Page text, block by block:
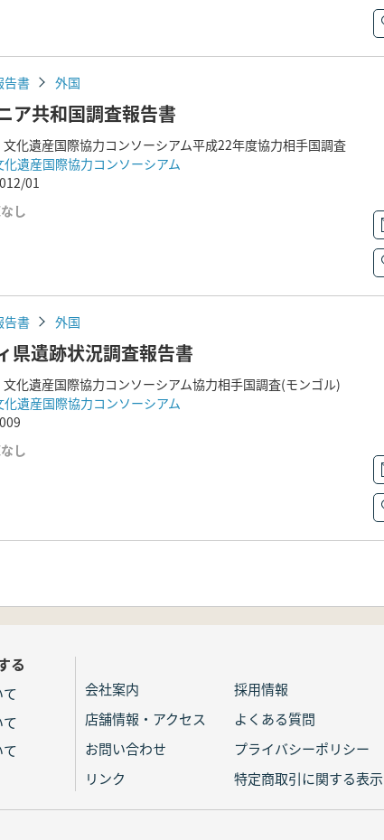
告書 外国
ア共和国調査報告書
文化遺産国際協力コンソーシアム平成22年度協力相手国調査
化遺産国際協力コンソーシアム
01
し
告書 外国
県遺跡状況調査報告書
文化遺産国際協力コンソーシアム協力相手国調査(モンゴル)
化遺産国際協力コンソーシアム
し
る
会社案内
採用情報
店舗情報・アクセス
よくある質問
お問い合わせ
プライバシーポリシー
リンク
特定商取引に関する表示